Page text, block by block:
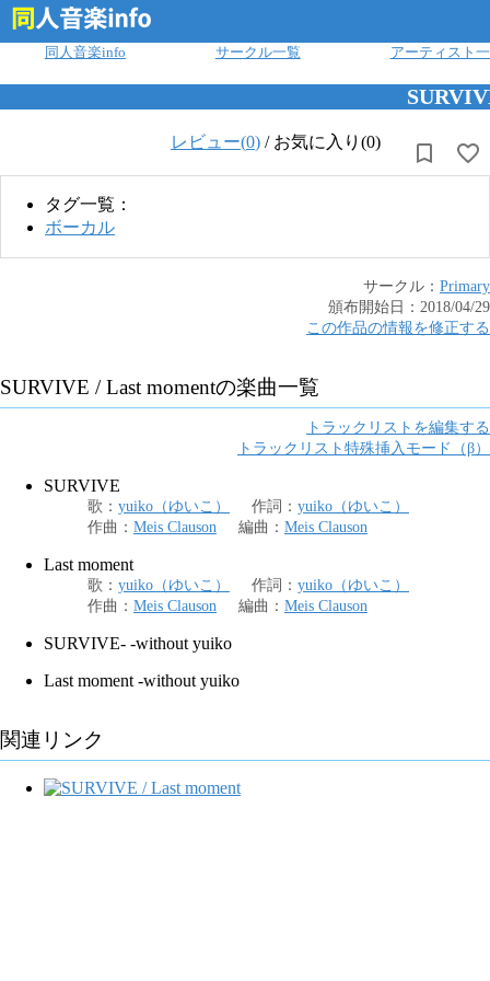
同人音楽info サークル一覧 アーティスト
レビュー(0) / お気に入り(0)
タグ一覧：
ボーカル
サークル： Primary
頒布開始日： 2018/04/29
この作品の情報を修正する
SURVIVE / Last momentの楽曲一覧
トラックリストを編集する
トラックリスト特殊挿入モード（β）
SURVIVE
歌 ： yuiko（ゆいこ） 作詞 ： yuiko（ゆいこ）
作曲 ： Meis Clauson 編曲 ： Meis Clauson
Last moment
歌 ： yuiko（ゆいこ） 作詞 ： yuiko（ゆいこ）
作曲 ： Meis Clauson 編曲 ： Meis Clauson
SURVIVE- -without yuiko
Last moment -without yuiko
関連リンク